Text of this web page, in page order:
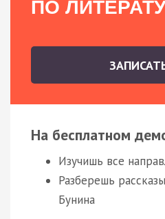
ПО
На бесплатном
Изучишь все
Разберешь
Бунина